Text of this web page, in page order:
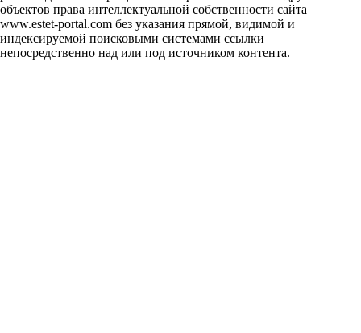
объектов права интеллектуальной собственности сайта
www.estet-portal.com без указания прямой, видимой и
индексируемой поисковыми системами ссылки
непосредственно над или под источником контента.